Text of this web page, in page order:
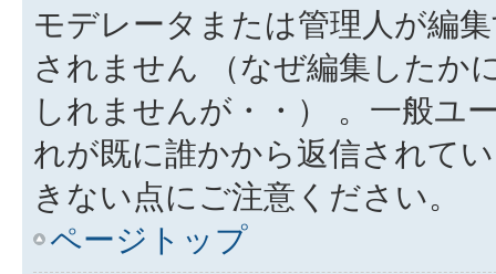
モデレータまたは管理人が編
されません （なぜ編集したか
しれませんが・・） 。一般ユ
れが既に誰かから返信されて
きない点にご注意ください。
ページトップ